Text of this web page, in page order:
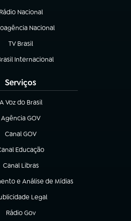
Rádio Nacional
Nacional
em nova aba)
TV Brasil
(abre em nova aba)
Internacional
em nova aba)
Serviços
A Voz do Brasil
(abre em nova aba)
Agência GOV
(abre em nova aba)
Canal GOV
(abre em nova aba)
Educação
em nova aba)
Canal Libras
(abre em nova aba)
e Análise de Mídias
aba)
Legal
em nova aba)
Rádio Gov
(abre em nova aba)